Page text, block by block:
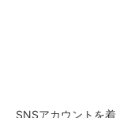
SNSアカウントを